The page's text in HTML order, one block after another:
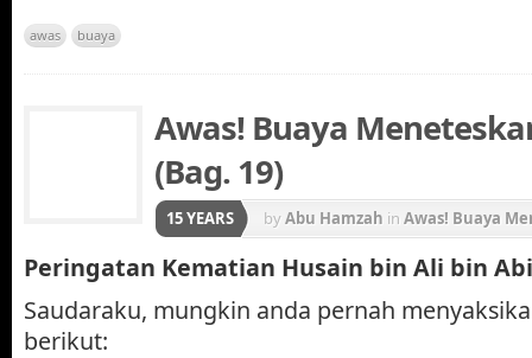
awas buaya
Awas! Buaya
(Bag. 19)
15 YEARS byAbu Hamzah in Awas! Buaya
Peringatan Kematian Husain bin Ali bin
Saudaraku, mungkin anda pernah
berikut: